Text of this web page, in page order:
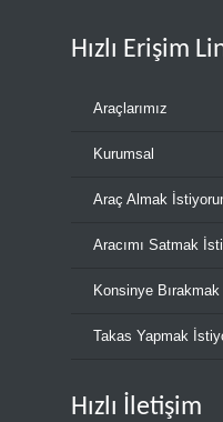
Hızlı Erişim
Araçlarımız
Kurumsal
Araç Almak
Aracımı Satmak
Konsinye
Takas Yapmak
Hızlı İletişim